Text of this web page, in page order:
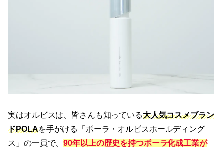
実はオルビスは、皆さんも知っている大人気コスメブラン
ドPOLAを手がける「ポーラ・オルビスホールディング
ス」の一員で、 90年以上の歴史を持つポーラ化成工業が